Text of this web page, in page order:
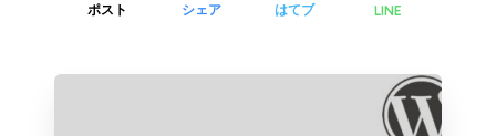
ポスト シェア はてブ LINE